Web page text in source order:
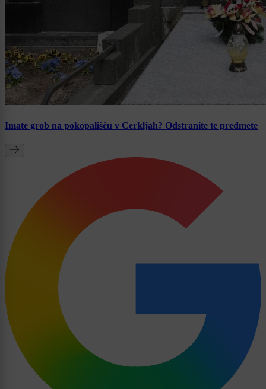
Imate grob na pokopališču v Cerkljah? Odstranite te predmete